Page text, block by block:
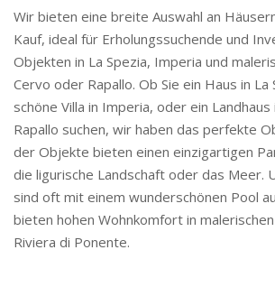
Wir bieten eine breite Auswahl an
Kauf, ideal für Erholungssuchende und
Objekten in La Spezia, Imperia und
Cervo oder Rapallo. Ob Sie ein Haus in La
schöne Villa in Imperia, oder ein
Rapallo suchen, wir haben das perfekte
der Objekte bieten einen einzigartigen
die ligurische Landschaft oder das Meer.
sind oft mit einem wunderschönen Pool
bieten hohen Wohnkomfort in
Riviera di Ponente.